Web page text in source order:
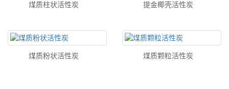
煤质柱状活性炭 提金椰壳活性炭
煤质粉状活性炭 煤质颗粒活性炭